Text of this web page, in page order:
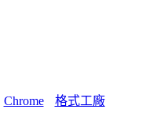
Chrome 格式工廠